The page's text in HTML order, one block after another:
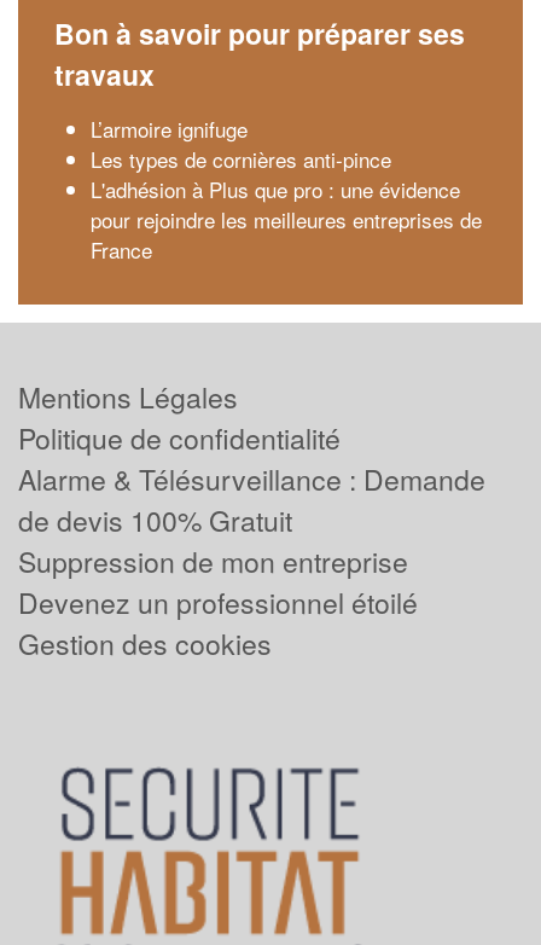
Bon à savoir pour préparer ses
travaux
L’armoire ignifuge
Les types de cornières anti-pince
L'adhésion à Plus que pro : une évidence
pour rejoindre les meilleures entreprises de
France
Mentions Légales
Politique de confidentialité
Alarme & Télésurveillance : Demande
de devis 100% Gratuit
Suppression de mon entreprise
Devenez un professionnel étoilé
Gestion des cookies